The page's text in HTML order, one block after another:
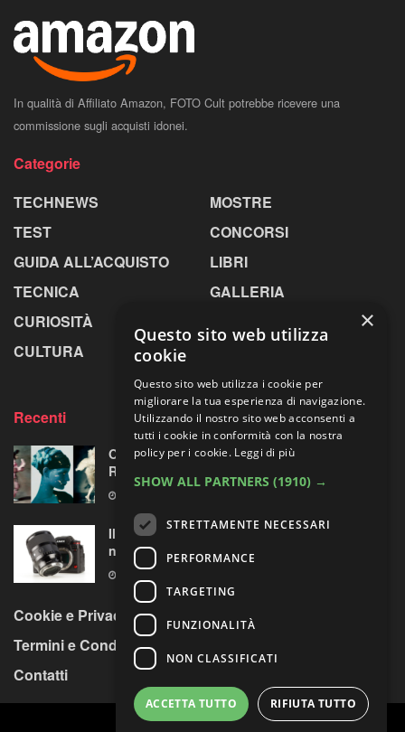
In qualità di Affiliato Amazon, FOTO Cult potrebbe ricevere una
commissione sugli acquisti idonei.
Categorie
TECHNEWS
TEST
GUIDA ALL’ACQUISTO
TECNICA
CURIOSITÀ
CULTURA
MOSTRE
CONCORSI
LIBRI
GALLERIA
Recenti
Omaggio al laboratorio alchemico di Paolo
Roversi
Il test del Sigma Art 35mm F1.4 DG II: una
nuova pietra miliare
Cookie e Privacy Policy
Termini e Condizioni
Contatti
×
Questo sito web utilizza
cookie
Questo sito web utilizza i cookie per
migliorare la tua esperienza di navigazione.
Utilizzando il nostro sito web acconsenti a
tutti i cookie in conformità con la nostra
policy per i cookie. Leggi di più
SHOW ALL PARTNERS (1910) →
STRETTAMENTE NECESSARI
PERFORMANCE
TARGETING
FUNZIONALITÀ
NON CLASSIFICATI
ACCETTA TUTTO RIFIUTA TUTTO